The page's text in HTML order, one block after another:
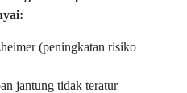
(peningkatan risiko
jantung tidak teratur